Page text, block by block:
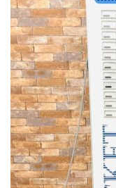
トップページ
初めての方へ
選べる買取方法